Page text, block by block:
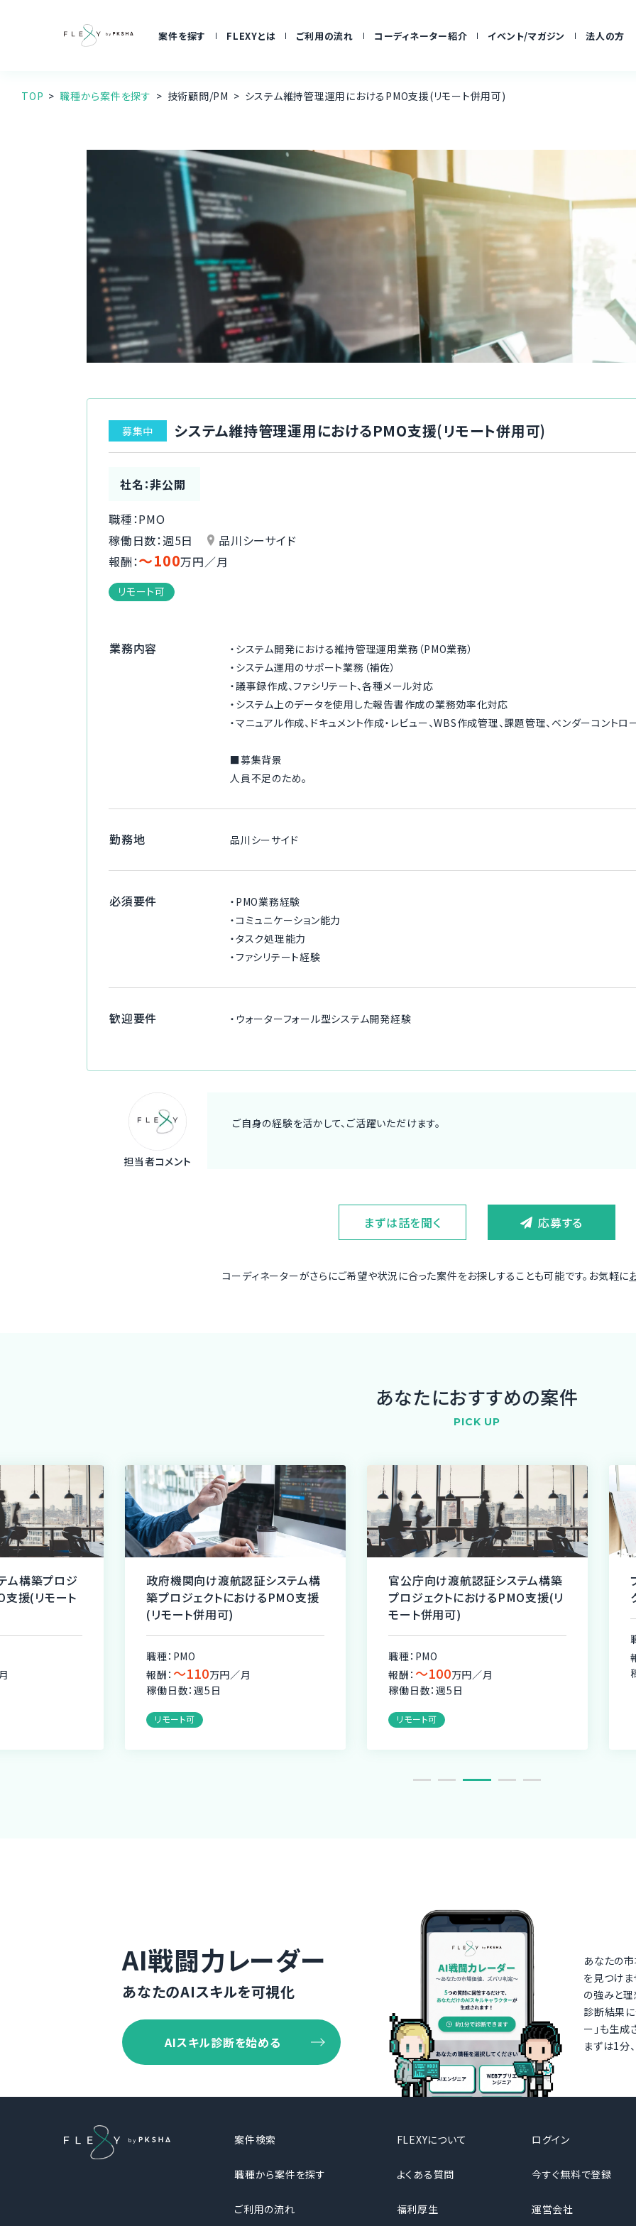
案件を探す FLEXYとは ご利用の流れ コーディネーター紹介 イベント/マガジン 法人の方
TOP 職種から案件を探す 技術顧問/PM システム維持管理運用におけるPMO支援(リモート併用可)
募集中 システム維持管理運用におけるPMO支援(リモート併用可)
社名：非公開
職種：PMO
稼働日数：週5日
品川シーサイド
報酬：〜100万円／月
リモート可
業務内容
・システム開発における維持管理運用業務（PMO業務）
・システム運用のサポート業務（補佐）
・議事録作成、ファシリテート、各種メール対応
・システム上のデータを使用した報告書作成の業務効率化対応
・マニュアル作成、ドキュメント作成・レビュー、WBS作成管理、課題管理、ベンダーコントロ
■募集背景
人員不足のため。
勤務地 品川シーサイド
必須要件
・PMO業務経験
・コミュニケーション能力
・タスク処理能力
・ファシリテート経験
歓迎要件 ・ウォーターフォール型システム開発経験
担当者コメント
ご自身の経験を活かして、ご活躍いただけます。
まずは話を聞く 応募する
コーディネーターがさらにご希望や状況に合った案件をお探しすることも可能です。お気軽に
あなたにおすすめの案件
PICK UP
ム構築プロジ
支援(リモート
政府機関向け渡航認証システム構
築プロジェクトにおけるPMO支援
(リモート併用可)
職種：PMO
報酬： 〜110万円／月
稼働日数：週5日
リモート可
官公庁向け渡航認証システム構築
プロジェクトにおけるPMO支援(リ
モート併用可)
職種：PMO
報酬： 〜100万円／月
稼働日数：週5日
リモート可
AI戦闘力レーダー
あなたのAIスキルを可視化
AIスキル診断を始める
あなたの
を見つけ
の強みと理
診断結果
ー」も生成
まずは1分
案件検索
職種から案件を探す
ご利用の流れ
FLEXYについて
よくある質問
福利厚生
ログイン
今すぐ無料で登録
運営会社